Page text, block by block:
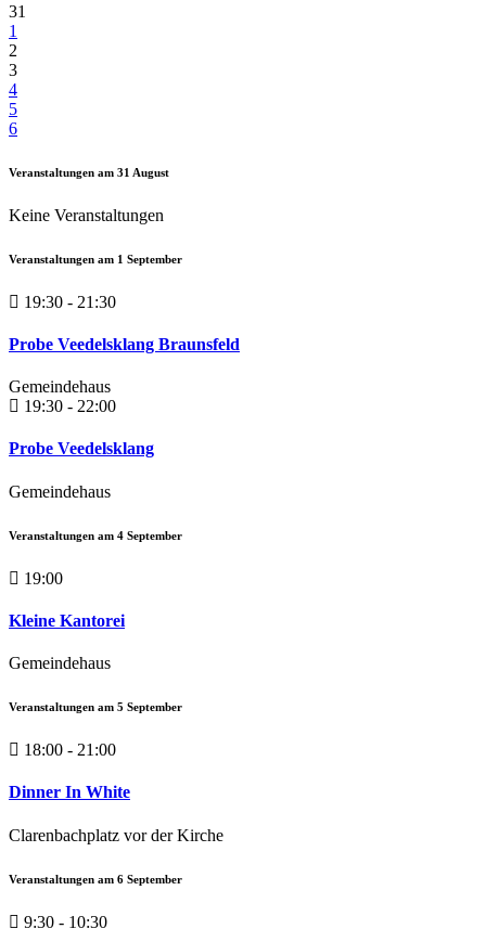
31
1
2
3
4
5
6
Veranstaltungen am 31 August
Keine Veranstaltungen
Veranstaltungen am 1 September
19:30 - 21:30
Probe Veedelsklang Braunsfeld
Gemeindehaus
19:30 - 22:00
Probe Veedelsklang
Gemeindehaus
Veranstaltungen am 4 September
19:00
Kleine Kantorei
Gemeindehaus
Veranstaltungen am 5 September
18:00 - 21:00
Dinner In White
Clarenbachplatz vor der Kirche
Veranstaltungen am 6 September
9:30 - 10:30